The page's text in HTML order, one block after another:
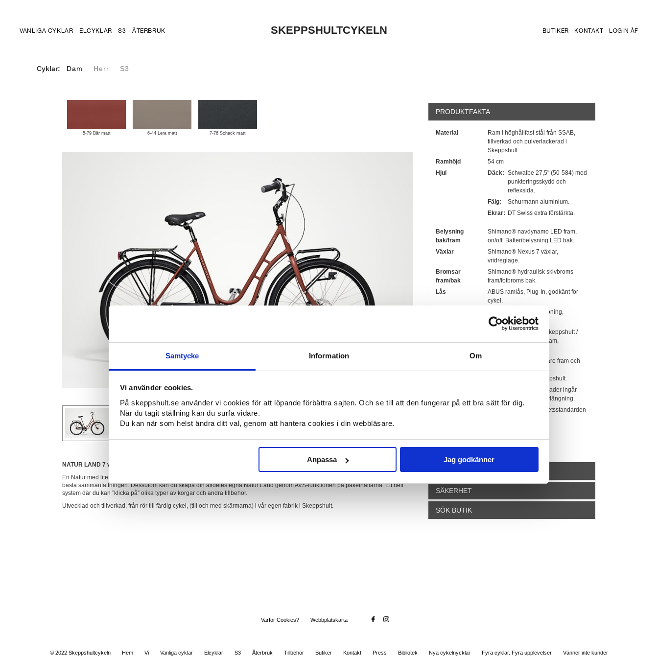
Samtycke Information Om
Vi använder cookies.
På skeppshult.se använder vi cookies för att löpande förbättra sajten. Och se till att den fungerar på ett bra sätt för dig.
När du tagit ställning kan du surfa vidare.
Du kan när som helst ändra ditt val, genom att hantera cookies i din webbläsare.
Anpassa Jag godkänner
VANLIGA CYKLAR ELCYKLAR S3 ÅTERBRUK SKEPPSHULTCYKELN BUTIKER KONTAKT LOGIN ÅF
Cyklar: Dam Herr S3
5-79 Bär matt 6-44 Lera matt 7-76 Schack matt
NATUR LAND 7 växlar
En Natur med lite bredare däck som ger en ”mjukare” och komfortablare känsla. En komfortversion av vår vanliga Natur är nog den
bästa sammanfattningen. Dessutom kan du skapa din alldeles egna Natur Land genom AVS-funktionen på pakethållarna. Ett helt
system där du kan ”klicka på” olika typer av korgar och andra tillbehör.
Utvecklad och tillverkad, från rör till färdig cykel, (till och med skärmarna) i vår egen fabrik i Skeppshult.
PRODUKTFAKTA
Material
Ram i höghållfast stål från SSAB,
tillverkad och pulverlackerad i
Skeppshult.
Ramhöjd
54 cm
Hjul
Däck: Schwalbe 27,5" (50-584) med
punkteringsskydd och
reflexsida.
Fälg:
Schurmann aluminium.
Ekrar: DT Swiss extra förstärkta.
Belysning
bak/fram
Shimano® navdynamo LED fram,
on/off. Batteribelysning LED bak.
Växlar
Shimano® Nexus 7 växlar,
vridreglage.
Bromsar
fram/bak
Shimano® hydraulisk skivbroms
fram/fotbroms bak.
Lås
ABUS ramlås, Plug-In, godkänt för
cykel.
Selle Royal, mjuk stoppning,
vattenresistent.
styrstam
Styre pulverlackerat i Skeppshult /
Ergotec® ställbar styrstam,
AtranVelo™, pakethållare fram och
bak med AVS-funktion.
Pulverlackerade i Skeppshult.
Solid Försäkring 3 månader ingår
med erbjudande om förlängning.
Godkänd enligt säkerhetsstandarden
Rek.ca pris
12.100kr
PRODUKTSPEC
SÄKERHET
SÖK BUTIK
Varför Cookies? Webbplatskarta
© 2022 Skeppshultcykeln Hem Vi Vanliga cyklar Elcyklar S3 Återbruk Tillbehör Butiker Kontakt Press Bibliotek Nya cykelnycklar Fyra cyklar. Fyra upplevelser Vänner inte kunder